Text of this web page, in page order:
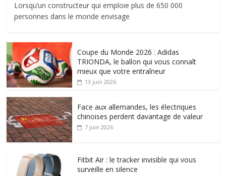
Lorsqu’un constructeur qui emploie plus de 650 000
personnes dans le monde envisage
Coupe du Monde 2026 : Adidas
TRIONDA, le ballon qui vous connaît
mieux que votre entraîneur
13 juin 2026
Face aux allemandes, les électriques
chinoises perdent davantage de valeur
7 juin 2026
Fitbit Air : le tracker invisible qui vous
surveille en silence